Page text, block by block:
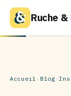
Ruche
Accueil › Blog ›